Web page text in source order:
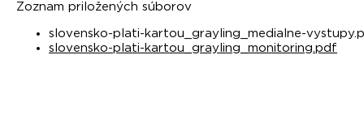
Zoznam priložených súborov
slovensko-plati-kartou_grayling_medialne-
slovensko-plati-kartou_grayling_monitoring.pdf